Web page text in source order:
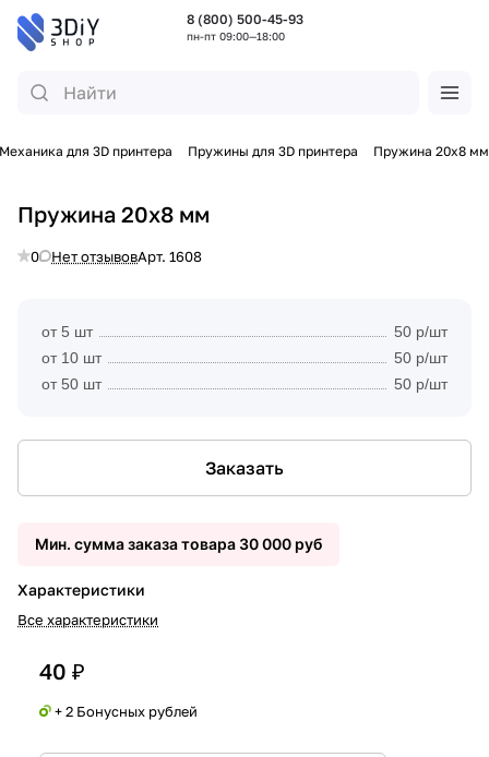
8 (800) 500-45-93
пн-пт 09:00—18:00
Механика для 3D принтера Пружины для 3D принтера Пружина 20х8 мм
Пружина 20х8 мм
0 Нет отзывовАрт. 1608
от 5 шт
50 р/шт
от 10 шт
50 р/шт
от 50 шт
50 р/шт
Заказать
Мин. сумма заказа товара 30 000 руб
Характеристики
Все характеристики
40 ₽
+ 2 Бонусных рублей